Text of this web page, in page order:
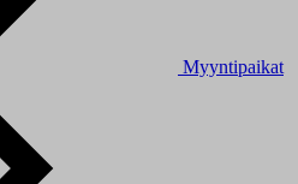
Myyntipaikat